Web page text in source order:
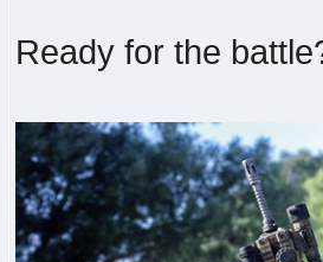
Ready for the